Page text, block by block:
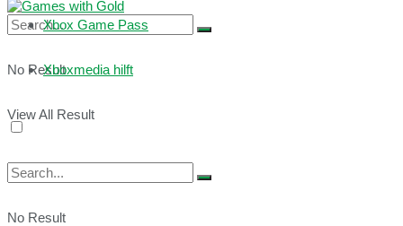
No Result
View All Result
Xbox Game Pass
Xboxmedia hilft
No Result